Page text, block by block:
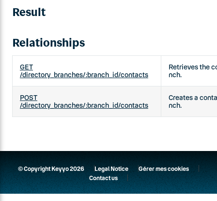
Result
Relationships
GET
/directory_branches/:branch_id/contacts
Retrieves the
nch.
POST
/directory_branches/:branch_id/contacts
Creates a
nch.
© Copyright Keyyo 2026 Legal Notice
Gérer mes cookies
Contact us